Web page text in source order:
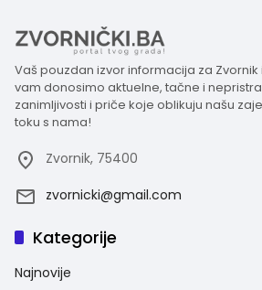
Vaš pouzdan izvor informacija za
vam donosimo aktuelne, tačne i
zanimljivosti i priče koje oblikuju našu
toku s nama!
Zvornik, 75400
zvornicki@gmail.com
Kategorije
Najnovije